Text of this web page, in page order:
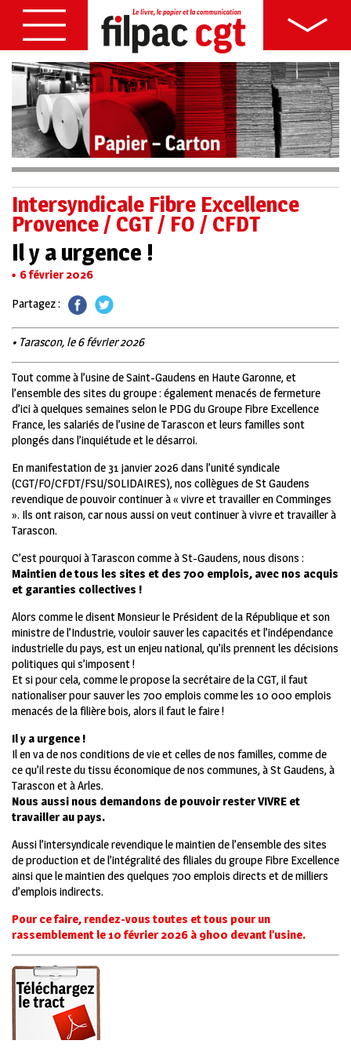
Intersyndicale Fibre Excellence
Provence / CGT / FO / CFDT
Il y a urgence !
6 février 2026
Partagez :
• Tarascon, le 6 février 2026
Tout comme à l’usine de Saint-Gaudens en Haute Garonne, et
l’ensemble des sites du groupe : également menacés de fermeture
d’ici à quelques semaines selon le PDG du Groupe Fibre Excellence
France, les salariés de l’usine de Tarascon et leurs familles sont
plongés dans l’inquiétude et le désarroi.
En manifestation de 31 janvier 2026 dans l’unité syndicale
(CGT/FO/CFDT/FSU/SOLIDAIRES), nos collègues de St Gaudens
revendique de pouvoir continuer à « vivre et travailler en Comminges
». Ils ont raison, car nous aussi on veut continuer à vivre et travailler à
Tarascon.
C’est pourquoi à Tarascon comme à St-Gaudens, nous disons :
Maintien de tous les sites et des 700 emplois, avec nos acquis
et garanties collectives !
Alors comme le disent Monsieur le Président de la République et son
ministre de l’Industrie, vouloir sauver les capacités et l’indépendance
industrielle du pays, est un enjeu national, qu’ils prennent les décisions
politiques qui s’imposent !
Et si pour cela, comme le propose la secrétaire de la CGT, il faut
nationaliser pour sauver les 700 emplois comme les 10 000 emplois
menacés de la filière bois, alors il faut le faire !
Il y a urgence !
Il en va de nos conditions de vie et celles de nos familles, comme de
ce qu’il reste du tissu économique de nos communes, à St Gaudens, à
Tarascon et à Arles.
Nous aussi nous demandons de pouvoir rester VIVRE et
travailler au pays.
Aussi l’intersyndicale revendique le maintien de l’ensemble des sites
de production et de l’intégralité des filiales du groupe Fibre Excellence
ainsi que le maintien des quelques 700 emplois directs et de milliers
d’emplois indirects.
Pour ce faire, rendez-vous toutes et tous pour un
rassemblement le 10 février 2026 à 9h00 devant l’usine.